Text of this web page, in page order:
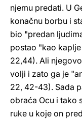
njemu predati. U
konačnu borbu i
bio "predan
postao "kao
22,44). Ali
volji i zato ga je
22, 42-43). Sada
obraća Ocu i tako
ruke u koje on